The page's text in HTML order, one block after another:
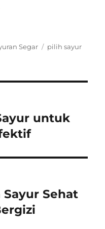
Segar Tags
pilih sayur
untuk
Sayur Sehat